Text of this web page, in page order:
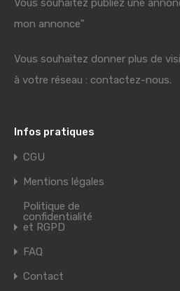
Vous souhaitez publiez une
mon annonce"
Vous souhaitez donner plus de
à votre réseau : contactez-nous.
Infos pratiques
CGU
Mentions légales
Politique de
confidentialité
et RGPD
FAQ
Contact